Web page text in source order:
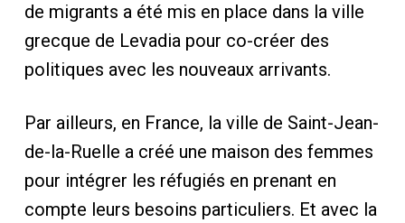
de migrants a été mis en place dans la ville
grecque de Levadia pour co-créer des
politiques avec les nouveaux arrivants.
Par ailleurs, en France, la ville de Saint-Jean-
de-la-Ruelle a créé une maison des femmes
pour intégrer les réfugiés en prenant en
compte leurs besoins particuliers. Et avec la